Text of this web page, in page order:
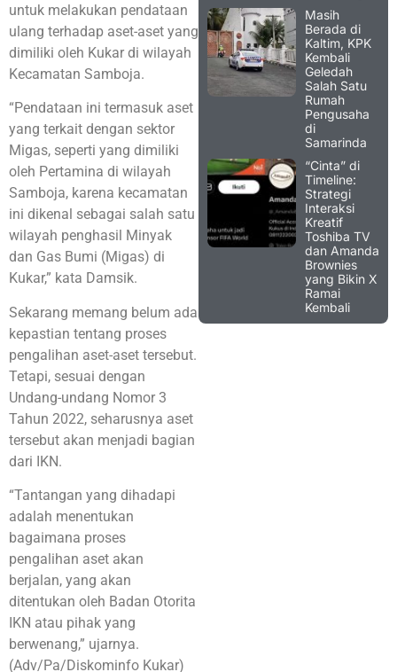
untuk melakukan pendataan
ulang terhadap aset-aset yang
dimiliki oleh Kukar di wilayah
Kecamatan Samboja.
“Pendataan ini termasuk aset
yang terkait dengan sektor
Migas, seperti yang dimiliki
oleh Pertamina di wilayah
Samboja, karena kecamatan
ini dikenal sebagai salah satu
wilayah penghasil Minyak
dan Gas Bumi (Migas) di
Kukar,” kata Damsik.
Sekarang memang belum ada
kepastian tentang proses
pengalihan aset-aset tersebut.
Tetapi, sesuai dengan
Undang-undang Nomor 3
Tahun 2022, seharusnya aset
tersebut akan menjadi bagian
dari IKN.
“Tantangan yang dihadapi
adalah menentukan
bagaimana proses
pengalihan aset akan
berjalan, yang akan
ditentukan oleh Badan Otorita
IKN atau pihak yang
berwenang,” ujarnya.
(Adv/Pa/Diskominfo Kukar)
Masih
Berada di
Kaltim, KPK
Kembali
Geledah
Salah Satu
Rumah
Pengusaha
di
Samarinda
“Cinta” di
Timeline:
Strategi
Interaksi
Kreatif
Toshiba TV
dan Amanda
Brownies
yang Bikin X
Ramai
Kembali